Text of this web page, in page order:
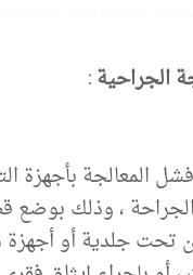
المعالجة بأجهزة
، وذلك بوضع
تحت جلدية أو